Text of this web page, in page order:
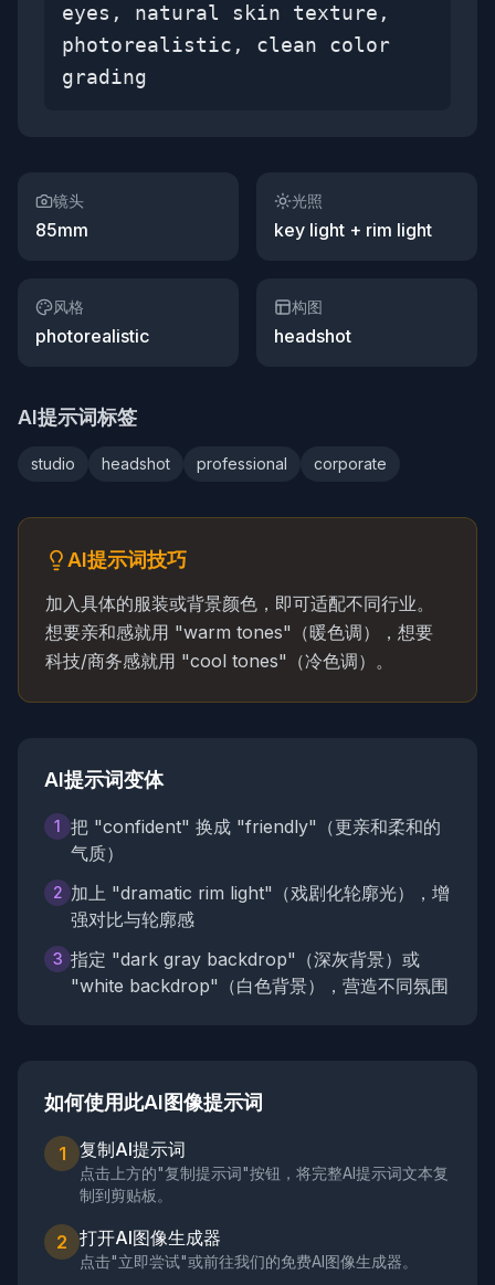
eyes, natural skin texture,
photorealistic, clean color
grading
镜头
85mm
光照
key light + rim light
风格
photorealistic
构图
headshot
AI提示词标签
studio headshot professional corporate
AI提示词技巧
加入具体的服装或背景颜色，即可适配不同行业。
想要亲和感就用 "warm tones"（暖色调），想要
科技/商务感就用 "cool tones"（冷色调）。
AI提示词变体
1 把 "confident" 换成 "friendly"（更亲和柔和的
气质）
2 加上 "dramatic rim light"（戏剧化轮廓光），增
强对比与轮廓感
3 指定 "dark gray backdrop"（深灰背景）或
"white backdrop"（白色背景），营造不同氛围
如何使用此AI图像提示词
1 复制AI提示词
点击上方的"复制提示词"按钮，将完整AI提示词文本复
制到剪贴板。
2 打开AI图像生成器
点击"立即尝试"或前往我们的免费AI图像生成器。